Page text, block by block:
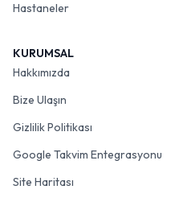
Hastaneler
KURUMSAL
Hakkımızda
Bize Ulaşın
Gizlilik Politikası
Google Takvim Entegrasyonu
Site Haritası